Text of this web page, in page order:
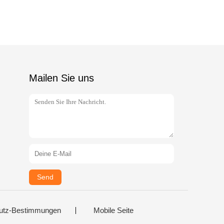
Mailen Sie uns
Send
Bestimmungen Mobile Seite